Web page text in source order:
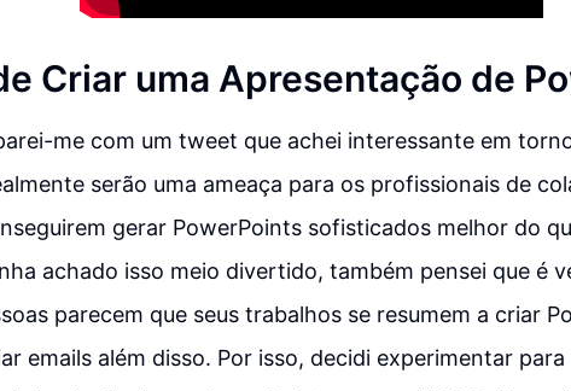
Criar uma Apresentação de
me com um tweet que achei interessante em
serão uma ameaça para os profissionais de
gerar PowerPoints sofisticados melhor do
achado isso meio divertido, também pensei que é
parecem que seus trabalhos se resumem a criar
emails além disso. Por isso, decidi experimentar para